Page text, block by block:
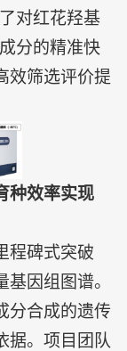
对红花羟基
分的精准快
效筛选评价提
效率实现
碑式突破
因组图谱。
分合成的遗传
据。项目团队